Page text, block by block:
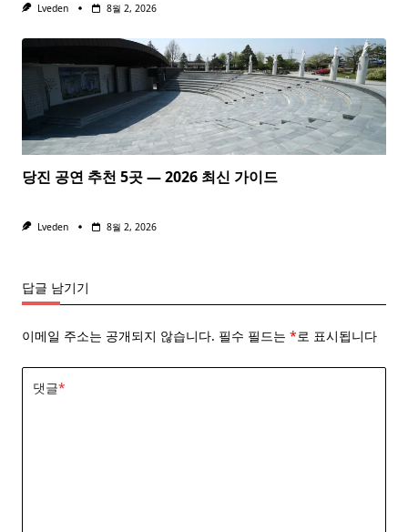
Lveden 8월 2, 2026
당진 공연 추천 5곳 — 2026 최신 가이드
Lveden 8월 2, 2026
답글 남기기
이메일 주소는 공개되지 않습니다. 필수 필드는 *로 표시됩니다
댓글*